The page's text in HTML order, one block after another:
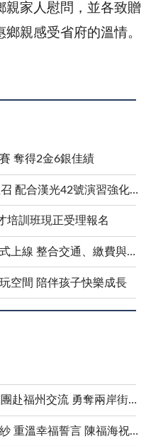
親家人慰問，並各致贈
親感受省府的溫情。
奪得2金6銀佳績
金防部首次14天教召 配合漢光42號演習強化防衛戰力
培訓班現正受理報名
金門數位縣民卡正式上線 整合交通、繳費與生活服務 迎接在地智慧新生活
空間 陪伴孩子快樂成長
KDC金門流行舞蹈團赴福州交流 勇奪兩岸街舞賽三等獎
金鑽婚夫妻重披婚紗 重溫幸福誓言 陳福海祝福牽手半世紀 情深相守成典範